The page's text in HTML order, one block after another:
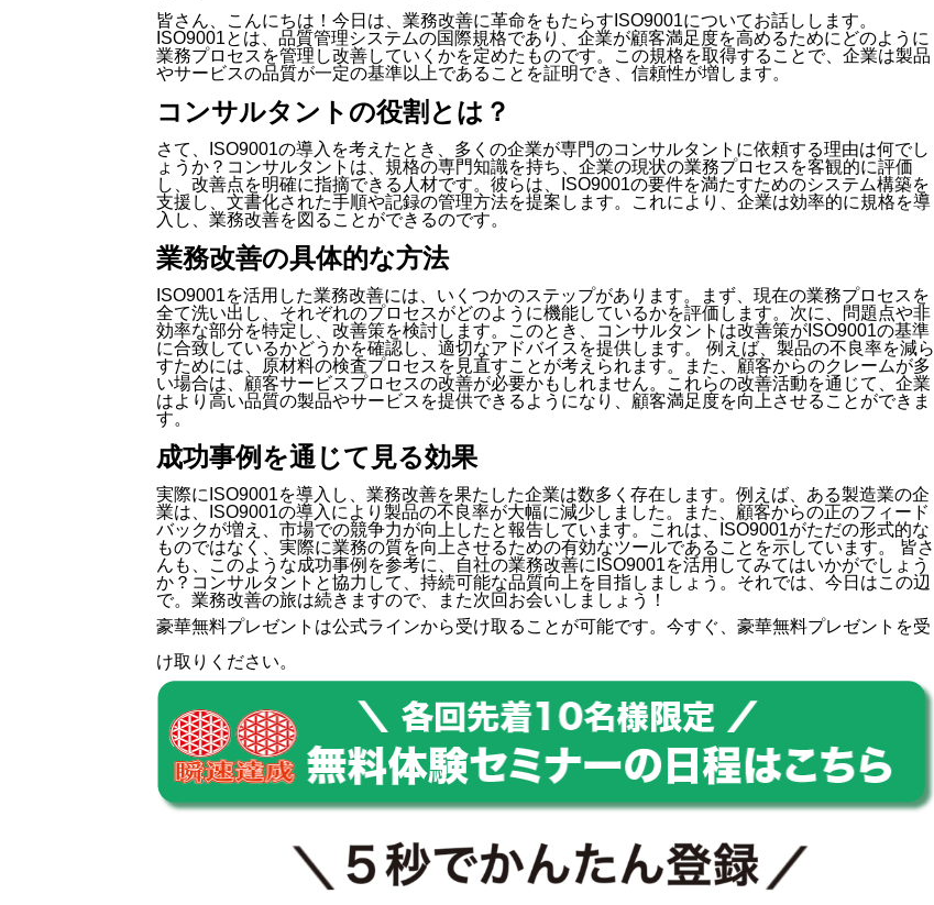
皆さん、こんにちは！今日は、業務改善に革命をもたらすISO9001についてお話しします。
ISO9001とは、品質管理システムの国際規格であり、企業が顧客満足度を高めるためにどのように
業務プロセスを管理し改善していくかを定めたものです。この規格を取得することで、企業は製品
やサービスの品質が一定の基準以上であることを証明でき、信頼性が増します。
コンサルタントの役割とは？
さて、ISO9001の導入を考えたとき、多くの企業が専門のコンサルタントに依頼する理由は何でし
ょうか？コンサルタントは、規格の専門知識を持ち、企業の現状の業務プロセスを客観的に評価
し、改善点を明確に指摘できる人材です。彼らは、ISO9001の要件を満たすためのシステム構築を
支援し、文書化された手順や記録の管理方法を提案します。これにより、企業は効率的に規格を導
入し、業務改善を図ることができるのです。
業務改善の具体的な方法
ISO9001を活用した業務改善には、いくつかのステップがあります。まず、現在の業務プロセスを
全て洗い出し、それぞれのプロセスがどのように機能しているかを評価します。次に、問題点や非
効率な部分を特定し、改善策を検討します。このとき、コンサルタントは改善策がISO9001の基準
に合致しているかどうかを確認し、適切なアドバイスを提供します。 例えば、製品の不良率を減ら
すためには、原材料の検査プロセスを見直すことが考えられます。また、顧客からのクレームが多
い場合は、顧客サービスプロセスの改善が必要かもしれません。これらの改善活動を通じて、企業
はより高い品質の製品やサービスを提供できるようになり、顧客満足度を向上させることができま
す。
成功事例を通じて見る効果
実際にISO9001を導入し、業務改善を果たした企業は数多く存在します。例えば、ある製造業の企
業は、ISO9001の導入により製品の不良率が大幅に減少しました。また、顧客からの正のフィード
バックが増え、市場での競争力が向上したと報告しています。これは、ISO9001がただの形式的な
ものではなく、実際に業務の質を向上させるための有効なツールであることを示しています。 皆さ
んも、このような成功事例を参考に、自社の業務改善にISO9001を活用してみてはいかがでしょう
か？コンサルタントと協力して、持続可能な品質向上を目指しましょう。それでは、今日はこの辺
で。業務改善の旅は続きますので、また次回お会いしましょう！
豪華無料プレゼントは公式ラインから受け取ることが可能です。今すぐ、豪華無料プレゼントを受
け取りください。